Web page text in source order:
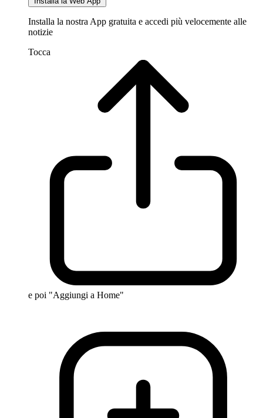
Installa la nostra App gratuita e accedi più velocemente alle
notizie
Tocca
e poi "Aggiungi a Home"